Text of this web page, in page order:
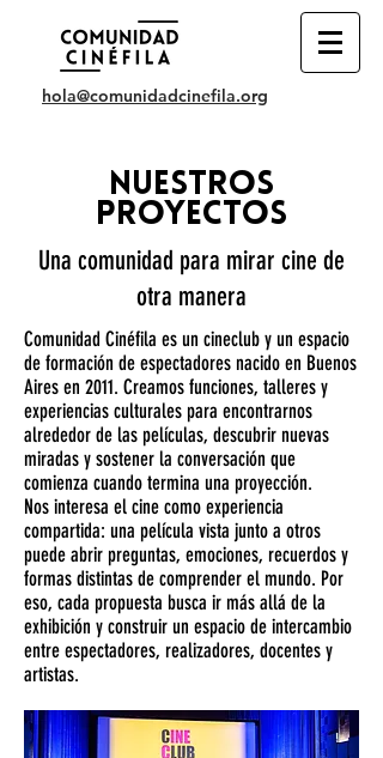
hola@comunidadcinefila.org
NUESTROS
PROYECTOS
Una comunidad para mirar cine de
otra manera
Comunidad Cinéfila es un cineclub y un espacio
de formación de espectadores nacido en Buenos
Aires en 2011. Creamos funciones, talleres y
experiencias culturales para encontrarnos
alrededor de las películas, descubrir nuevas
miradas y sostener la conversación que
comienza cuando termina una proyección.
Nos interesa el cine como experiencia
compartida: una película vista junto a otros
puede abrir preguntas, emociones, recuerdos y
formas distintas de comprender el mundo. Por
eso, cada propuesta busca ir más allá de la
exhibición y construir un espacio de intercambio
entre espectadores, realizadores, docentes y
artistas.